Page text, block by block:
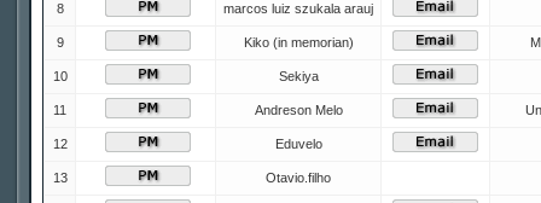
8 marcos luiz szukala arauj
9 Kiko (in memorian)
10 Sekiya
11 Andreson Melo
12 Eduvelo
13 Otavio.filho